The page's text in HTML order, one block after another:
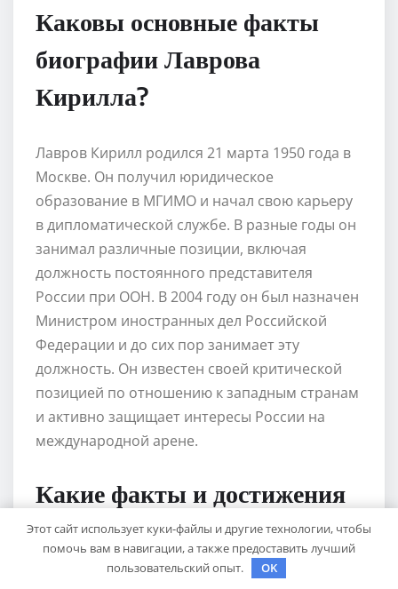
Каковы основные факты
биографии Лаврова
Кирилла?
Лавров Кирилл родился 21 марта 1950 года в
Москве. Он получил юридическое
образование в МГИМО и начал свою карьеру
в дипломатической службе. В разные годы он
занимал различные позиции, включая
должность постоянного представителя
России при ООН. В 2004 году он был назначен
Министром иностранных дел Российской
Федерации и до сих пор занимает эту
должность. Он известен своей критической
позицией по отношению к западным странам
и активно защищает интересы России на
международной арене.
Какие факты и достижения
Лаврова Кирилла выделить
в его биографии?
Этот сайт использует куки-файлы и другие технологии, чтобы
помочь вам в навигации, а также предоставить лучший
пользовательский опыт.
OK